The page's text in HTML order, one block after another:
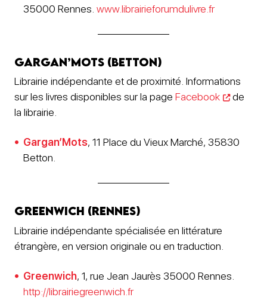
35000 Rennes. www.librairieforumdulivre.fr
Gargan’Mots (Betton)
Librairie indépendante et de proximité. Informations
sur les livres disponibles sur la page Facebook
de
la librairie.
Gargan’Mots, 11 Place du Vieux Marché, 35830
Betton.
Greenwich (Rennes)
Librairie indépendante spécialisée en littérature
étrangère, en version originale ou en traduction.
Greenwich, 1, rue Jean Jaurès 35000 Rennes.
http://librairiegreenwich.fr